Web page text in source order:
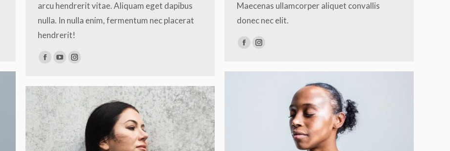
arcu hendrerit vitae. Aliquam eget dapibus
nulla. In nulla enim, fermentum nec placerat
hendrerit!
Facebook
YouTubeInstagram
Maecenas ullamcorper aliquet convallis
donec nec elit.
FacebookInstagram